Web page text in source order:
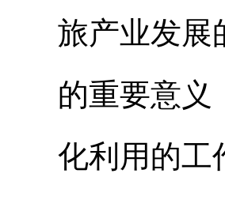
旅产业发展
的重要意义
化利用的工